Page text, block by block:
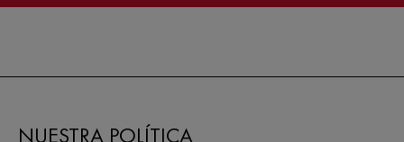
NUESTRA POLÍTICA